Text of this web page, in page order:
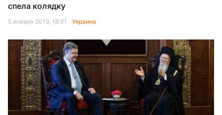
спела колядку
5 января 2019, 18:31 Украина